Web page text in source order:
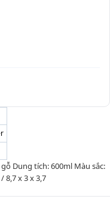
Dung tích: 600ml Màu sắc:
8,7 x 3 x 3,7